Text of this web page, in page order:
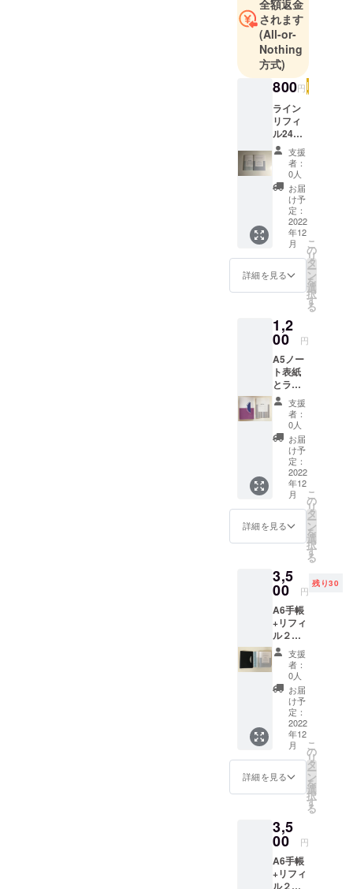
現在は文具
の範疇で金
属文具と紙
製品を上市
していま
全額返金
されます
(All-or-
Nothing
方式)
800円
ライン
リフィ
ル24
ページ
＋クロ
スリ
フィル
24ペー
支援
者：
0人
お届
け予
定：
2022
年12
月
詳細を見る
こ
の
リ
タ
ー
ン
を
選
択
す
る
1,2
00 円
A5ノー
ト表紙
とライ
ンリ
フィル
８ペー
ジ1冊と
２４
ページ2
冊 ライ
ン24
ページ
にはノ
ンブル
が付き
ます。
定価格
税抜き
1200円
のとこ
ろを税
込み送
料込み
で1200
円で提
供致し
ます。
支援
者：
0人
お届
け予
定：
2022
年12
月
詳細を見る
こ
の
リ
タ
ー
ン
を
選
択
す
る
3,5
00 円
残り30
A6手帳
+リフィ
ル２種
（クロ
ス８
ページ
＆ライ
ン24
ペー
ジ）+カ
レンダ
－ 革表
紙の色
は黒で
す。ラ
イン24
にはノ
ンブル
が付き
ます。
通常予
支援
者：
0人
お届
け予
定：
2022
年12
月
詳細を見る
こ
の
リ
タ
ー
ン
を
選
択
す
る
3,5
00 円
A6手帳
+リフィ
ル２種